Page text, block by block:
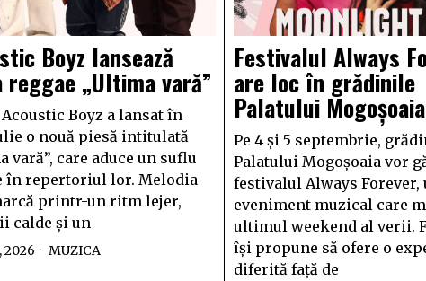
Boyz lansează
reggae „Ultima vară”
Boyz a lansat în
o nouă piesă intitulată
vară”, care aduce un suflu
în repertoriul lor. Melodia
printr-un ritm lejer,
calde și un
2026 MUZICA
Festivalul Always
are loc în grădinile
Palatului Mogoșoaia
Pe 4 și 5 septembrie,
Palatului Mogoșoaia vor
festivalul Always Forever,
eveniment muzical care
ultimul weekend al verii.
își propune să ofere o
diferită față de